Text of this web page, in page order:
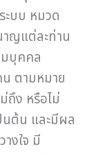
ะบบ หมวด
าญแต่ละท่าน
บุคคล
ตามหมาย
ถึง หรือไม่
นต้น และมีผล
งใจ มี